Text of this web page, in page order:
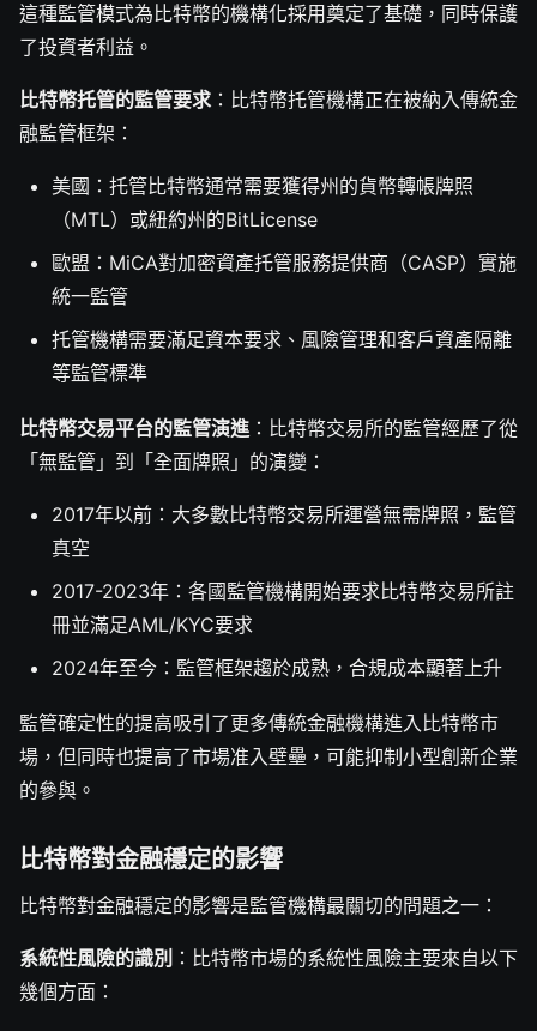
這種監管模式為比特幣的機構化採用奠定了基礎，同時保護
了投資者利益。
比特幣托管的監管要求 ：比特幣托管機構正在被納入傳統金
融監管框架：
美國：托管比特幣通常需要獲得州的貨幣轉帳牌照
（MTL）或紐約州的BitLicense
歐盟：MiCA對加密資產托管服務提供商（CASP）實施
統一監管
托管機構需要滿足資本要求、風險管理和客戶資產隔離
等監管標準
比特幣交易平台的監管演進 ：比特幣交易所的監管經歷了從
「無監管」到「全面牌照」的演變：
2017年以前：大多數比特幣交易所運營無需牌照，監管
真空
2017-2023年：各國監管機構開始要求比特幣交易所註
冊並滿足AML/KYC要求
2024年至今：監管框架趨於成熟，合規成本顯著上升
監管確定性的提高吸引了更多傳統金融機構進入比特幣市
場，但同時也提高了市場准入壁壘，可能抑制小型創新企業
的參與。
比特幣對金融穩定的影響
比特幣對金融穩定的影響是監管機構最關切的問題之一：
系統性風險的識別 ：比特幣市場的系統性風險主要來自以下
幾個方面：